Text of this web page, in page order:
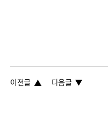
이전글 다음글